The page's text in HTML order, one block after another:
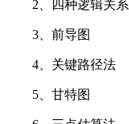
2、四种逻辑关系
3、前导图
4、关键路径法
5、甘特图